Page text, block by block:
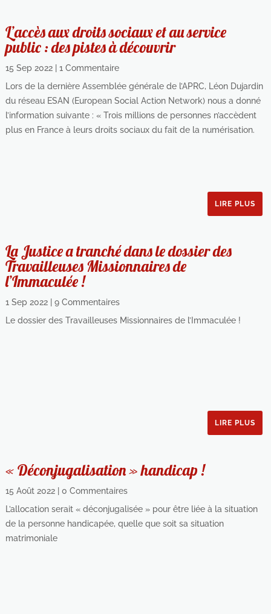
L’accès aux droits sociaux et au service
public : des pistes à découvrir
15 Sep 2022| 1 Commentaire
Lors de la dernière Assemblée générale de l’APRC, Léon Dujardin
du réseau ESAN (European Social Action Network) nous a donné
l’information suivante : « Trois millions de personnes n’accèdent
plus en France à leurs droits sociaux du fait de la numérisation.
LIRE PLUS
La Justice a tranché dans le dossier des
Travailleuses Missionnaires de
l’Immaculée !
1 Sep 2022| 9 Commentaires
Le dossier des Travailleuses Missionnaires de l’Immaculée !
LIRE PLUS
« Déconjugalisation » handicap !
15 Août 2022| 0 Commentaires
L’allocation serait « déconjugalisée » pour être liée à la situation
de la personne handicapée, quelle que soit sa situation
matrimoniale